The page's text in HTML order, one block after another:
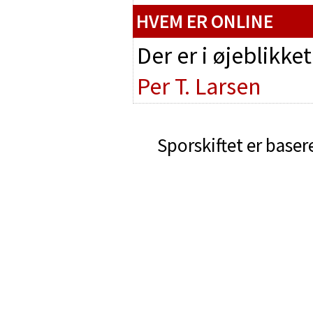
HVEM ER ONLINE
Der er i
Per T. Larsen
Sporskiftet er